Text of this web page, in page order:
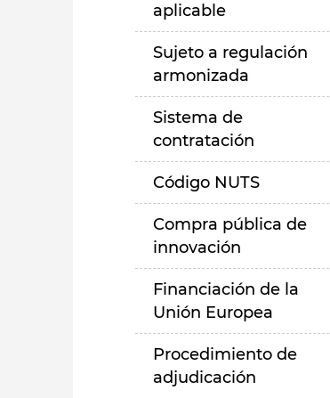
aplicable
Sujeto a regulación
armonizada
Sistema de
contratación
Código NUTS
Compra pública de
innovación
Financiación de la
Unión Europea
Procedimiento de
adjudicación